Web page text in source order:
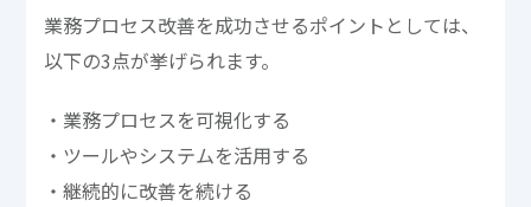
業務プロセス改善を成功させるポイントとしては、
以下の3点が挙げられます。
・業務プロセスを可視化する
・ツールやシステムを活用する
・継続的に改善を続ける